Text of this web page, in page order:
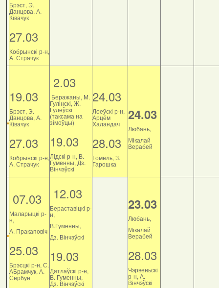
Брэст, Э.
Данцова, А.
Ківачук
27.03
Кобрынскі р-н,
А. Страчук
19.03
Брэст, Э.
Данцова, А.
Ківачук
27.03
Кобрынскі р-н,
А. Страчук
2.03
Беражаны, М.
Гулінскі, Ж.
Гулеўскі
(таксама на
зімоўцы)
19.03
Лідскі р-н, В.
Гуменны, Дз.
Вінчэўскі
24.03
Лоеўскі р-н,
Арцём
Халандач
28.03
Гомель, З.
Гарошка
24.03
Любань,
Мікалай
Верабей
07.03
Маларыцкі р-
н,
А. Пракаповіч
25.03
Брэсцкі р-н, С.
АБрамчук, А.
Сербун
12.03
Бераставіцкі р-
н,
В.Гуменны,
Дз. Вінчэўскі
19.03
Дятлаўскі р-н,
В. Гуменны,
Дз. Вінчэўскі
23.03
Любань,
Мікалай
Верабей
28.03
Чэрвеньскі
р-н, А.
Вінчэўскі